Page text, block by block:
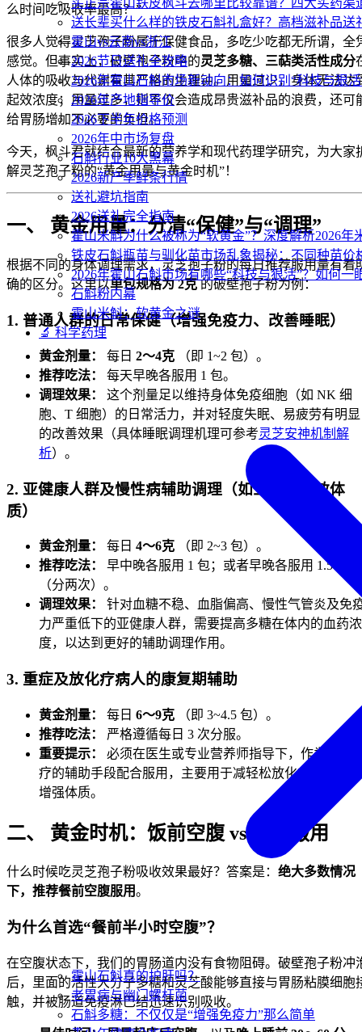
买正宗霍山铁皮枫斗去哪里比较靠谱？四大买药渠
送长辈买什么样的铁皮石斛礼盒好？高档滋补品送
霍山vs云南vs浙江
2026节日送礼全攻略
2026年霍山石斛市场新动向：如何识别“科技与狠
2026年产地指导价
2026下半年价格预测
2026年中市场复盘
石斛行业10大黑幕
2026新产季鲜条行情
送礼避坑指南
2026送礼完全指南
霍山米斛为什么被称为“软黄金”？深度解析2026年
铁皮石斛瓶苗与驯化苗市场乱象揭秘：不同种苗价
2026年霍山石斛市场有哪些“科技与狠活”？如何一
石斛粉内幕
霍山米斛：软黄金之谜
🔬 科学药理
霍山石斛真的护肝吗？
老胃病与幽门螺杆菌
石斛多糖：不仅仅是“增强免疫力”那么简单
么时间吃吸收率最高？”
很多人觉得灵芝孢子粉属于保健食品，多吃少吃都无所谓，全
感觉。但事实上，破壁孢子粉中的灵芝多糖、三萜类活性成分
人体的吸收与代谢有其严格的生理钟。用量过少，身体无法达
起效浓度；用量过多，则不仅会造成昂贵滋补品的浪费，还可
给胃肠增加不必要的负担。
今天，枫斗君就结合最新的营养学和现代药理学研究，为大家
解灵芝孢子粉的“黄金用量与黄金时机”！
一、 黄金用量：分清“保健”与“调理”
根据不同的身体调理需求，灵芝孢子粉的每日推荐服用量有着
确的区分。这里以单包规格为 2克的破壁孢子粉为例：
1. 普通人群的日常保健（增强免疫力、改善睡眠）
黄金剂量： 每日 2～4克 （即 1~2 包）。
推荐吃法：
每天早晚各服用 1 包。
调理效果：
这个剂量足以维持身体免疫细胞（如 NK 细
胞、T 细胞）的日常活力，并对轻度失眠、易疲劳有明显
的改善效果（具体睡眠调理机理可参考灵芝安神机制解
析）。
2. 亚健康人群及慢性病辅助调理（如三高、过敏体
质）
黄金剂量： 每日 4～6克 （即 2~3 包）。
推荐吃法：
早中晚各服用 1 包；或者早晚各服用 1.5 包
（分两次）。
调理效果：
针对血糖不稳、血脂偏高、慢性气管炎及免
力严重低下的亚健康人群，需要提高多糖在体内的血药浓
度，以达到更好的辅助调理作用。
3. 重症及放化疗病人的康复期辅助
黄金剂量： 每日 6～9克 （即 3~4.5 包）。
推荐吃法：
严格遵循每日 3 次分服。
重要提示：
必须在医生或专业营养师指导下，作为临床
疗的辅助手段配合服用，主要用于减轻松放化疗副作用、
增强体质。
二、 黄金时机：饭前空腹 vs 饭后服用
什么时候吃灵芝孢子粉吸收效果最好？答案是： 绝大多数情况
下，推荐餐前空腹服用。
为什么首选“餐前半小时空腹”？
在空腹状态下，我们的胃肠道内没有食物阻碍。破壁孢子粉冲
后，里面的活性大分子多糖和灵芝酸能够直接与胃肠粘膜细胞
触，并被肠道免疫淋巴结迅速识别吸收。